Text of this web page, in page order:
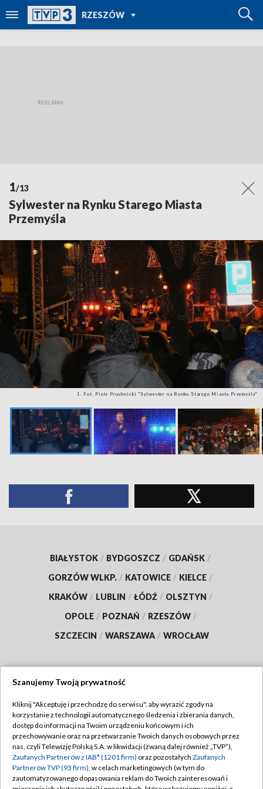
RZESZÓW
POWRÓT DO
TVP REGIONY
1/13
Sylwester na Rynku Starego Miasta
Przemyśla
1. Fot. Piotr Pruchnicki "Sylwester na Rynku Starego Miasta Przemyśla"
BIAŁYSTOK / BYDGOSZCZ / GDAŃSK /
GORZÓW WLKP. / KATOWICE / KIELCE /
KRAKÓW / LUBLIN / ŁÓDŹ / OLSZTYN /
OPOLE / POZNAŃ / RZESZÓW /
SZCZECIN / WARSZAWA / WROCŁAW
TVP
Abonament TVP
Emisja w TVP
Centrum informacji TVP
Regulamin TVP
Polityka prywatności
Moje zgody
Szanujemy Twoją prywatność
Kliknij "Akceptuję i przechodzę do serwisu", aby wyrazić zgody na
korzystanie z technologii automatycznego śledzenia i zbierania danych,
dostęp do informacji na Twoim urządzeniu końcowym i ich
przechowywanie oraz na przetwarzanie Twoich danych osobowych przez
nas, czyli Telewizję Polską S.A. w likwidacji (zwaną dalej również „TVP”),
Zaufanych Partnerów z IAB* (1201 firm) oraz pozostałych Zaufanych
Partnerów TVP (93 firm), w celach marketingowych (w tym do
zautomatyzowanego dopasowania reklam do Twoich zainteresowań i